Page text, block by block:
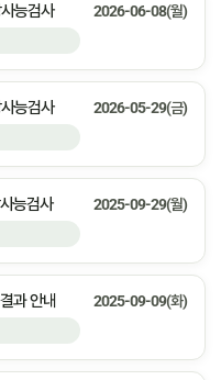
능검사 2026-06-08(월)
능검사 2026-05-29(금)
능검사 2025-09-29(월)
과 안내 2025-09-09(화)